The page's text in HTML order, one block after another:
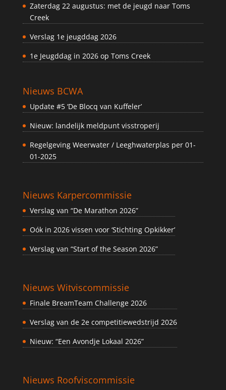
Zaterdag 22 augustus: met de jeugd naar Toms
Creek
Verslag 1e jeugddag 2026
1e Jeugddag in 2026 op Toms Creek
Nieuws BCWA
Update #5 ‘De Blocq van Kuffeler’
Nieuw: landelijk meldpunt visstroperij
Regelgeving Weerwater / Leeghwaterplas per 01-
01-2025
Nieuws Karpercommissie
Verslag van “De Marathon 2026”
Oók in 2026 vissen voor ‘Stichting Opkikker’
Verslag van “Start of the Season 2026”
Nieuws Witviscommissie
Finale BreamTeam Challenge 2026
Verslag van de 2e competitiewedstrijd 2026
Nieuw: “Een Avondje Lokaal 2026”
Nieuws Roofviscommissie